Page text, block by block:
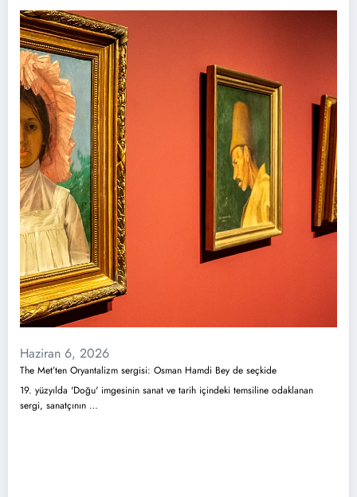
Haziran 6, 2026
The Met’ten Oryantalizm sergisi: Osman Hamdi Bey de seçkide
19. yüzyılda 'Doğu' imgesinin sanat ve tarih içindeki temsiline odaklanan
sergi, sanatçının …